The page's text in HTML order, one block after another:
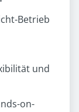
Betrieb
und
on-